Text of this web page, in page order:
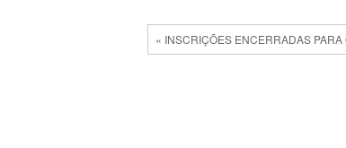
« INSCRIÇÕES ENCERRADAS